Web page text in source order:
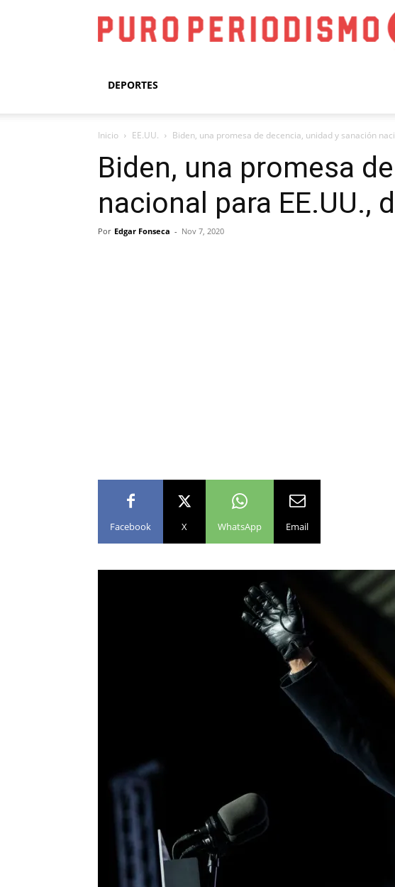
DEPORTES
Inicio EE.UU. Biden, una promesa de decencia, unidad y sanación
Biden, una promesa
nacional para EE.UU.,
Por Edgar Fonseca - Nov 7, 2020
Facebook X WhatsApp Email